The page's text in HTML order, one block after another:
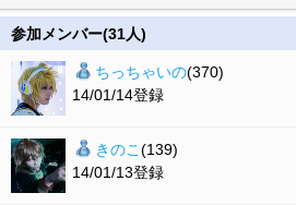
参加メンバー(31人)
ちっちゃいの(370)
14/01/14登録
きのこ (139)
14/01/13登録